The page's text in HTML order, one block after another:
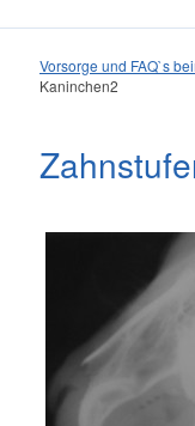
Vorsorge und FAQ`s
Kaninchen2